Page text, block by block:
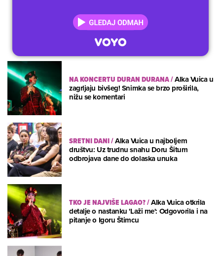
NA KONCERTU DURAN DURANA/Alka Vuica u
zagrljaju bivšeg! Snimka se brzo proširila,
nižu se komentari
SRETNI DANI/Alka Vuica u najboljem
društvu: Uz trudnu snahu Doru Šitum
odbrojava dane do dolaska unuka
TKO JE NAJVIŠE LAGAO?/Alka Vuica otkrila
detalje o nastanku 'Laži me': Odgovorila i na
pitanje o Igoru Štimcu